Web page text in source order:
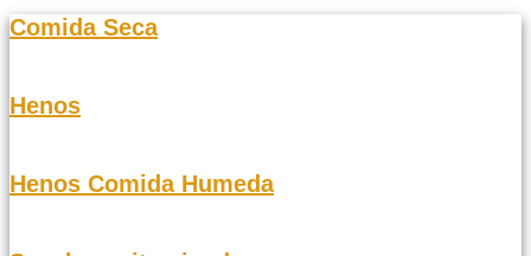
Comida Seca
Henos
Henos Comida Humeda